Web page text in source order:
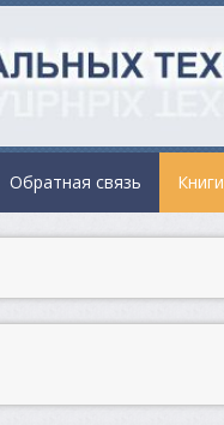
Обратная связь Книги